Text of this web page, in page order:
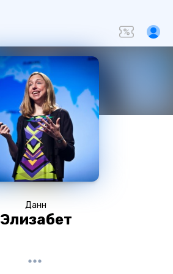
Данн
Элизабет